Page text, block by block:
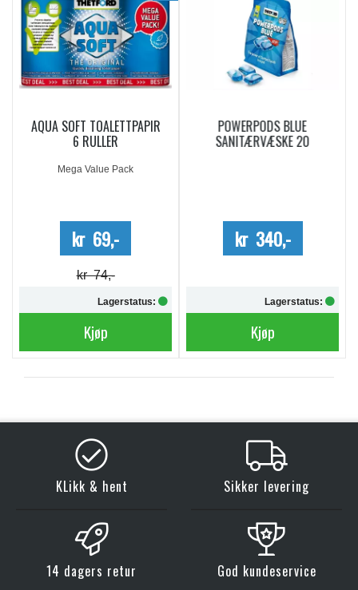
AQUA SOFT TOALETTPAPIR
6 RULLER
Mega Value Pack
kr 69,-
kr 74,-
Lagerstatus:
Kjøp
POWERPODS BLUE
SANITÆRVÆSKE 20
kr 340,-
Lagerstatus:
Kjøp
KLikk & hent Sikker levering
14 dagers retur God kundeservice